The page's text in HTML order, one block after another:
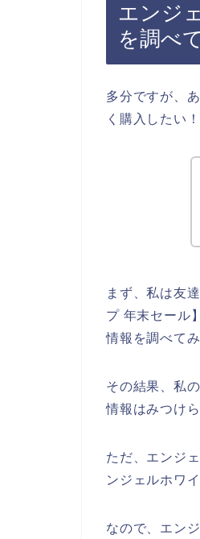
エンジ
を調べ
多分ですが、
く購入したい
まず、私は友
プ 年末セール
情報を調べて
その結果、私
情報はみつけ
ただ、エンジ
ンジェルホワ
なので、エン